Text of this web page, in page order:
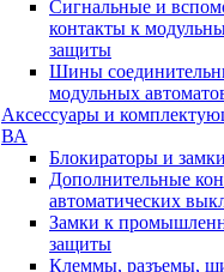
Сигнальные и
контакты к
защиты
Шины
модульных
Аксессуары и
ВА
Блокираторы и
Дополнительные
автоматических
Замки к
защиты
Клеммы, разъемы,